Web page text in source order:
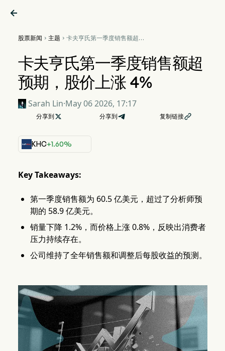

股票新闻  主题  卡夫亨氏第一季度销售额超预
卡夫亨氏第一季度销售额超
预期，股价上涨 4%
Sarah Lin·May 06 2026, 17:17
分享到  分享到 复制链接
KHC+1.60%
Key Takeaways:
第一季度销售额为 60.5 亿美元，超过了分析师预
期的 58.9 亿美元。
销量下降 1.2%，而价格上涨 0.8%，反映出消费者
压力持续存在。
公司维持了全年销售额和调整后每股收益的预测。